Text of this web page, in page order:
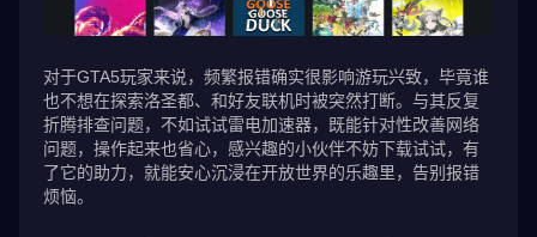
对于GTA5玩家来说，频繁报错确实很影响游玩兴致，毕竟谁
也不想在探索洛圣都、和好友联机时被突然打断。与其反复
折腾排查问题，不如试试雷电加速器，既能针对性改善网络
问题，操作起来也省心，感兴趣的小伙伴不妨下载试试，有
了它的助力，就能安心沉浸在开放世界的乐趣里，告别报错
烦恼。